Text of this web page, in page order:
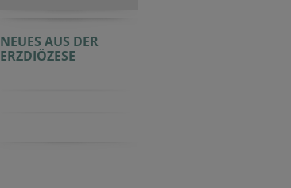
NEUES AUS DER
ERZDIÖZESE